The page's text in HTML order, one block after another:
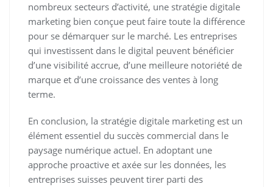
nombreux secteurs d’activité, une stratégie digitale
marketing bien conçue peut faire toute la différence
pour se démarquer sur le marché. Les entreprises
qui investissent dans le digital peuvent bénéficier
d’une visibilité accrue, d’une meilleure notoriété de
marque et d’une croissance des ventes à long
terme.
En conclusion, la stratégie digitale marketing est un
élément essentiel du succès commercial dans le
paysage numérique actuel. En adoptant une
approche proactive et axée sur les données, les
entreprises suisses peuvent tirer parti des